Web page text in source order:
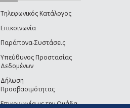
Τηλεφωνικός Κατάλογος
Επικοινωνία
Παράπονα-Συστάσεις
Υπεύθυνος Προστασίας
Δεδομένων
Δήλωση
Προσβασιμότητας
Επικοινωνία με την Ομάδα